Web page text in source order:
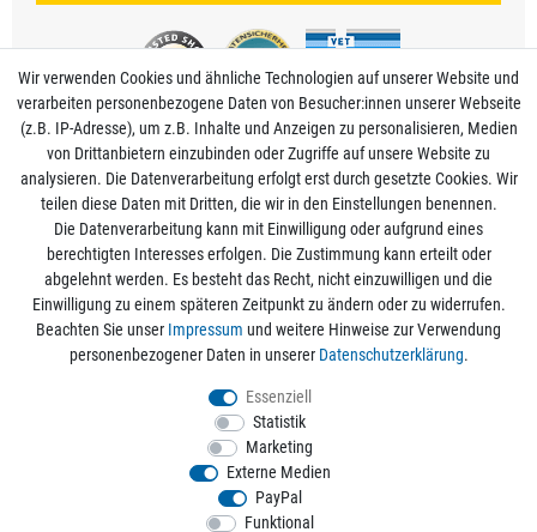
Mein Konto
Informationen
Rechtliche Angaben
Alle Preise sind inkl. der gesetzlichen Mehrwertsteuer und zzgl.
Kostenloser Versand ab 50€ Bestellwert nur innerhalb Deutschlands.
© 2026 aquaristikwelt24. Alle Rechte vorbehalten. Powered by
Wir verwenden Cookies und ähnliche Technologien auf unserer Website und
verarbeiten personenbezogene Daten von Besucher:innen unserer Webseite
(z.B. IP-Adresse), um z.B. Inhalte und Anzeigen zu personalisieren, Medien
von Drittanbietern einzubinden oder Zugriffe auf unsere Website zu
analysieren. Die Datenverarbeitung erfolgt erst durch gesetzte Cookies. Wir
teilen diese Daten mit Dritten, die wir in den Einstellungen benennen.
Die Datenverarbeitung kann mit Einwilligung oder aufgrund eines
berechtigten Interesses erfolgen. Die Zustimmung kann erteilt oder
abgelehnt werden. Es besteht das Recht, nicht einzuwilligen und die
Einwilligung zu einem späteren Zeitpunkt zu ändern oder zu widerrufen.
Beachten Sie unser Impressum und weitere Hinweise zur Verwendung
personenbezogener Daten in unserer Daten­schutz­erklärung.
Essenziell
Statistik
Marketing
Externe Medien
PayPal
Funktional